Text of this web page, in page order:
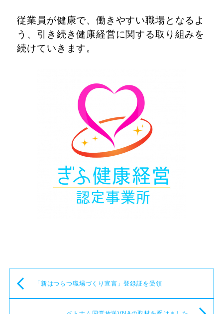
従業員が健康で、働きやすい職場となるよ
う、引き続き健康経営に関する取り組みを
続けていきます。
「新はつらつ職場づくり宣言」登録証を受領